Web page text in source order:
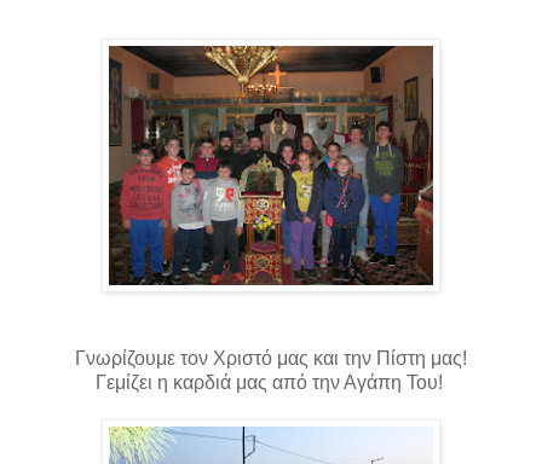
Γνωρίζουμε τον Χριστό μας και την Πίστη μας!
Γεμίζει η καρδιά μας από την Αγάπη Του!